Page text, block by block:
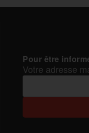
Pour être
Votre adresse